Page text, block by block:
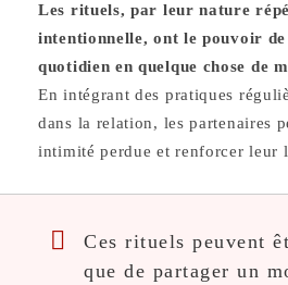
Les rituels, par leur nature
intentionnelle, ont le pouvoir
quotidien en quelque chose de
En intégrant des pratiques
dans la relation, les partenaires
intimité perdue et renforcer leur
Ces rituels peuvent
que de partager un